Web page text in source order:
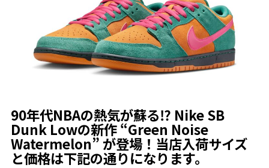
90年代NBAの熱気が蘇る⁉ Nike SB
Dunk Lowの新作 “Green Noise
Watermelon” が登場！当店入荷サイズ
と価格は下記の通りになります。